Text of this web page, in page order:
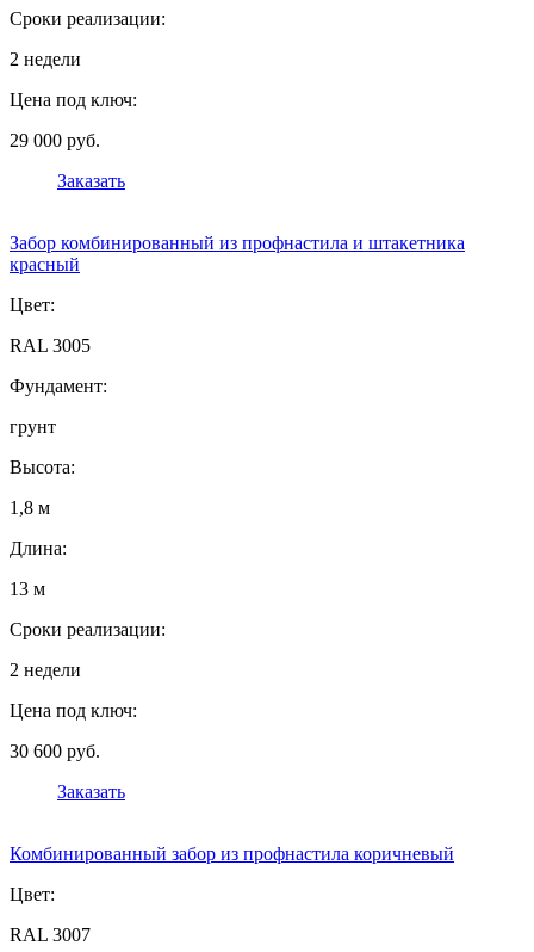
Сроки реализации:
2 недели
Цена под ключ:
29 000 руб.
Заказать
Забор комбинированный из профнастила и штакетника
красный
Цвет:
RAL 3005
Фундамент:
грунт
Высота:
1,8 м
Длина:
13 м
Сроки реализации:
2 недели
Цена под ключ:
30 600 руб.
Заказать
Комбинированный забор из профнастила коричневый
Цвет:
RAL 3007